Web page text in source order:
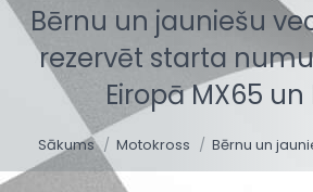
Bērnu un jauniešu
rezervēt starta
Eiropā MX65 un
You are here:
Sākums Motokross Bērnu un